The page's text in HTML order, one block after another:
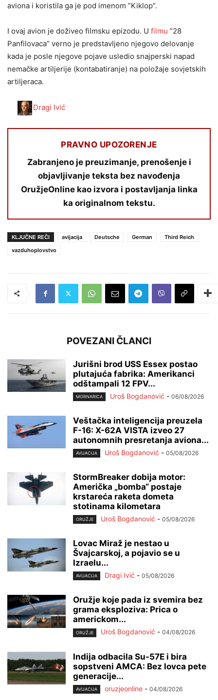
aviona i koristila ga je pod imenom ”Kiklop”.
I ovaj avion je doživeo filmsku epizodu. U filmu ”28
Panfilovaca” verno je predstavljeno njegovo delovanje
kada je posle njegove pojave usledio snajperski napad
nemačke artiljerije (kontabatiranje) na položaje sovjetskih
artiljeraca.
Dragi Ivić
PRAVNO UPOZORENJE
Zabranjeno je preuzimanje, prenošenje i
objavljivanje teksta bez navođenja
OružjeOnline kao izvora i postavljanja linka
ka originalnom tekstu.
KLJUČNE REČI avijacija Deutsche German
Third Reich
vazduhoplovstvo
POVEZANI ČLANCI
Jurišni brod USS Essex postao
plutajuća fabrika: Amerikanci
odštampali 12 FPV...
MORNARICA Uroš Bogdanović - 06/08/2026
Veštačka inteligencija preuzela
F-16: X-62A VISTA izveo 27
autonomnih presretanja aviona...
AVIJACIJA Uroš Bogdanović - 05/08/2026
StormBreaker dobija motor:
Američka „bomba“ postaje
krstareća raketa dometa
stotinama kilometara
ORUŽJE Uroš Bogdanović - 05/08/2026
Lovac Miraž je nestao u
Švajcarskoj, a pojavio se u
Izraelu...
AVIJACIJA Dragi Ivić - 05/08/2026
Oružje koje pada iz svemira bez
grama eksploziva: Prica o
americkom...
ORUŽJE Uroš Bogdanović - 04/08/2026
Indija odbacila Su-57E i bira
sopstveni AMCA: Bez lovca pete
generacije...
AVIJACIJA oruzjeonline - 04/08/2026